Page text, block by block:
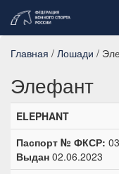
Главная / Лошади /
Элефант
ELEPHANT
Паспорт № ФКСР:
Выдан 02.06.2023